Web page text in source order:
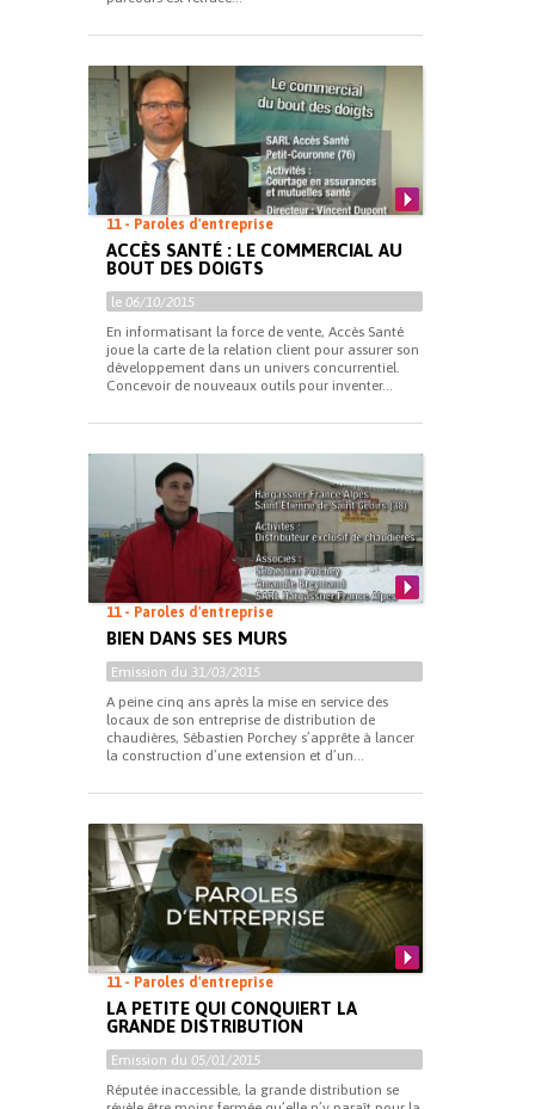
11 - Paroles d'entreprise
ACCÈS SANTÉ : LE COMMERCIAL AU
BOUT DES DOIGTS
le 06/10/2015
En informatisant la force de vente, Accès Santé
joue la carte de la relation client pour assurer son
développement dans un univers concurrentiel.
Concevoir de nouveaux outils pour inventer...
11 - Paroles d'entreprise
BIEN DANS SES MURS
Emission du 31/03/2015
A peine cinq ans après la mise en service des
locaux de son entreprise de distribution de
chaudières, Sébastien Porchey s’apprête à lancer
la construction d’une extension et d’un...
11 - Paroles d'entreprise
LA PETITE QUI CONQUIERT LA
GRANDE DISTRIBUTION
Emission du 05/01/2015
Réputée inaccessible, la grande distribution se